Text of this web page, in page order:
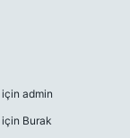
için admin
için Burak